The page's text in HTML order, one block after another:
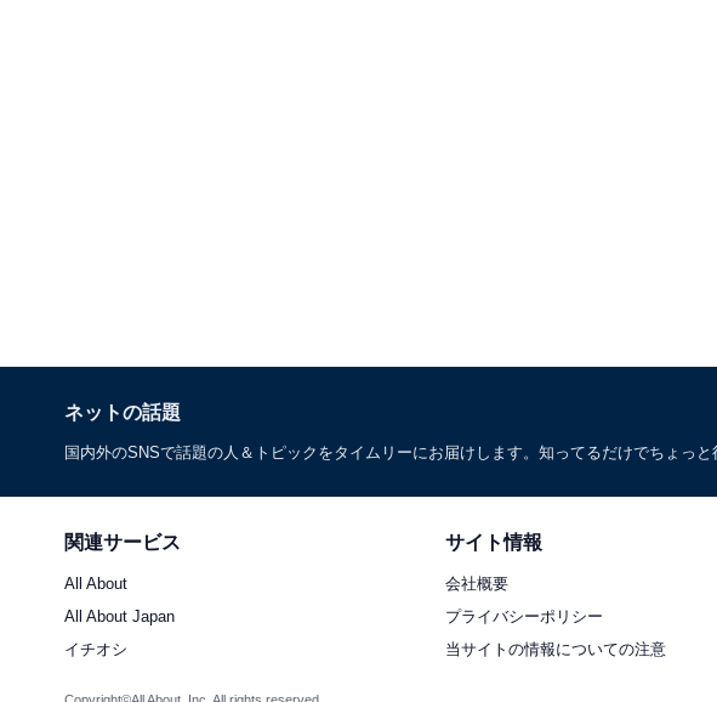
ネットの話題
国内外のSNSで話題の人＆トピックをタイムリーにお届けします。知ってるだけでちょっ
関連サービス
All About
All About Japan
イチオシ
サイト情報
会社概要
プライバシーポリシー
当サイトの情報についての注意